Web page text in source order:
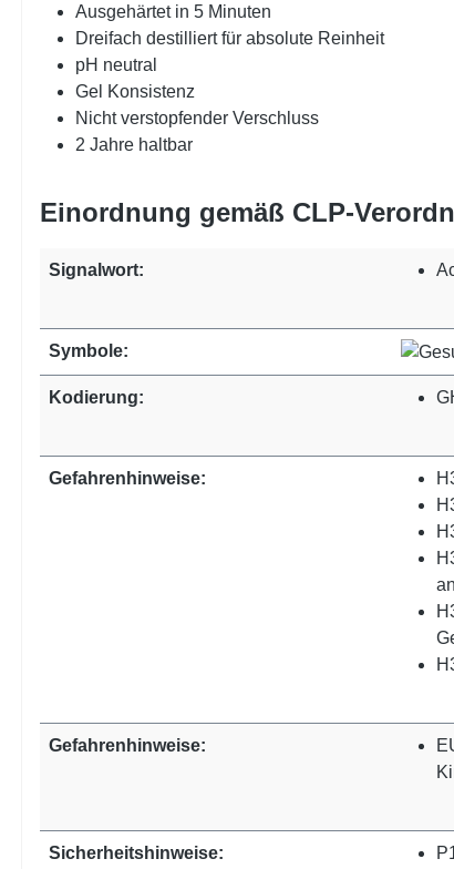
Ausgehärtet in 5 Minuten
Dreifach destilliert für absolute Reinheit
pH neutral
Gel Konsistenz
Nicht verstopfender Verschluss
2 Jahre haltbar
Einordnung gemäß CLP-
Signalwort:
Symbole:
Kodierung:
Gefahrenhinweise:
Gefahrenhinweise:
Sicherheitshinweise: